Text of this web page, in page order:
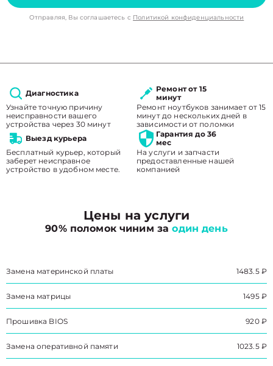
Отправляя, Вы соглашаетесь с Политикой конфиденциальности
Диагностика
Узнайте точную причину
неисправности вашего
устройства через 30 минут
Ремонт от 15
минут
Ремонт ноутбуков занимает от 15
минут до нескольких дней в
зависимости от поломки
Выезд курьера
Бесплатный курьер, который
заберет неисправное
устройство в удобном месте.
Гарантия до 36
мес
На услуги и запчасти
предоставленные нашей
компанией
Цены на услуги
90% поломок чиним заодин день
Замена материнской платы 1483.5 ₽
Замена матрицы 1495 ₽
Прошивка BIOS 920 ₽
Замена оперативной памяти 1023.5 ₽